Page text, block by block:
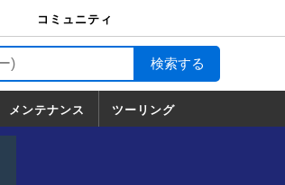
コミュニティ
メンテナンス ツーリング